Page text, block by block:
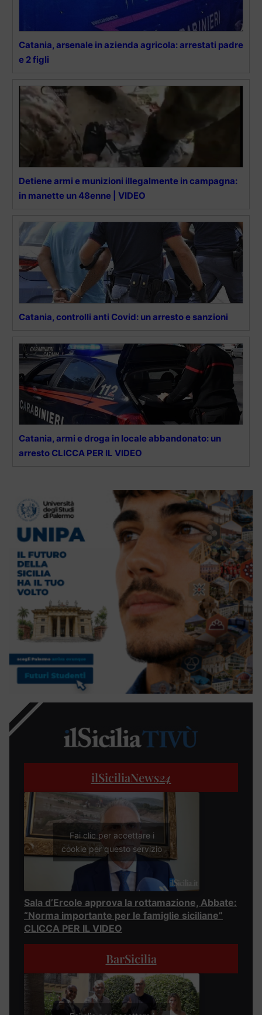
Catania, arsenale in azienda agricola: arrestati padre
e 2 figli
Detiene armi e munizioni illegalmente in campagna:
in manette un 48enne | VIDEO
Catania, controlli anti Covid: un arresto e sanzioni
Catania, armi e droga in locale abbandonato: un
arresto CLICCA PER IL VIDEO
ilSiciliaNews24
Fai clic per accettare i
cookie per questo servizio
Sala d’Ercole approva la rottamazione, Abbate:
“Norma importante per le famiglie siciliane”
CLICCA PER IL VIDEO
BarSicilia